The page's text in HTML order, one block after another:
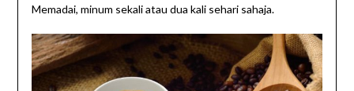
Memadai, minum sekali atau dua kali sehari sahaja.